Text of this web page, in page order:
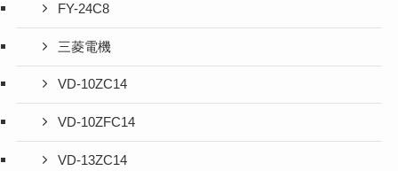
FY-24C8
三菱電機
VD-10ZC14
VD-10ZFC14
VD-13ZC14